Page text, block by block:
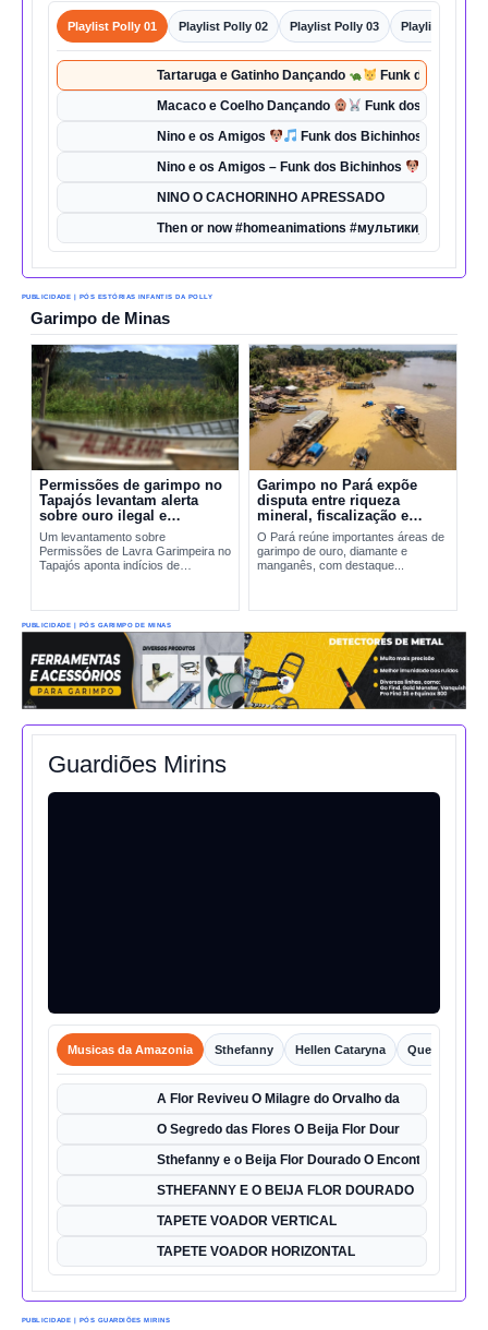
Playlist Polly 01 Playlist Polly 02 Playlist Polly 03 Playlist Polly
Tartaruga e Gatinho Dançando Funk dos
Macaco e Coelho Dançando Funk dos
Nino e os Amigos Funk dos Bichinhos | Dança
Nino e os Amigos – Funk dos Bichinhos
NINO O CACHORINHO APRESSADO
Then or now #homeanimations
PUBLICIDADE | PÓS ESTÓRIAS INFANTIS DA POLLY
Garimpo de Minas
Permissões de garimpo no
Tapajós levantam alerta
sobre ouro ilegal e
contaminação por mercúrio
Um levantamento sobre
Permissões de Lavra Garimpeira no
Tapajós aponta indícios de
amplia preocupações sobre...
Garimpo no Pará expõe
disputa entre riqueza
mineral, fiscalização e
riscos ambientais
O Pará reúne importantes áreas de
garimpo de ouro, diamante e
manganês, com destaque...
PUBLICIDADE | PÓS GARIMPO DE MINAS
Guardiões Mirins
Musicas da Amazonia Sthefanny Hellen Cataryna Queixo o
A Flor Reviveu O Milagre do Orvalho da
O Segredo das Flores O Beija Flor Dour
Sthefanny e o Beija Flor Dourado O Encontro Mágico
STHEFANNY E O BEIJA FLOR DOURADO
TAPETE VOADOR VERTICAL
TAPETE VOADOR HORIZONTAL
PUBLICIDADE | PÓS GUARDIÕES MIRINS